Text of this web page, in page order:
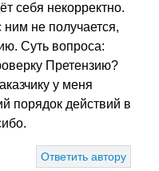
себя некорректно.
не получается,
Суть вопроса:
Претензию?
у меня
порядок действий в
Ответить автору